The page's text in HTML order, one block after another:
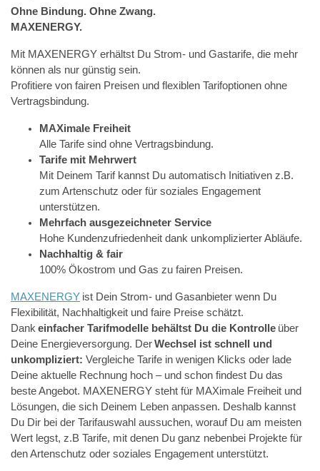
Ohne Bindung. Ohne Zwang.
MAXENERGY.
Mit MAXENERGY erhältst Du Strom- und Gastarife, die mehr
können als nur günstig sein.
Profitiere von fairen Preisen und flexiblen Tarifoptionen ohne
Vertragsbindung.
MAXimale Freiheit
Alle Tarife sind ohne Vertragsbindung.
Tarife mit Mehrwert
Mit Deinem Tarif kannst Du automatisch Initiativen z.B.
zum Artenschutz oder für soziales Engagement
unterstützen.
Mehrfach ausgezeichneter Service
Hohe Kundenzufriedenheit dank unkomplizierter Abläufe.
Nachhaltig & fair
100% Ökostrom und Gas zu fairen Preisen.
MAXENERGY ist Dein Strom- und Gasanbieter wenn Du
Flexibilität, Nachhaltigkeit und faire Preise schätzt.
Dank einfacher Tarifmodelle behältst Du die Kontrolle über
Deine Energieversorgung. DerWechsel ist schnell und
unkompliziert: Vergleiche Tarife in wenigen Klicks oder lade
Deine aktuelle Rechnung hoch – und schon findest Du das
beste Angebot. MAXENERGY steht für MAXimale Freiheit und
Lösungen, die sich Deinem Leben anpassen. Deshalb kannst
Du Dir bei der Tarifauswahl aussuchen, worauf Du am meisten
Wert legst, z.B Tarife, mit denen Du ganz nebenbei Projekte für
den Artenschutz oder soziales Engagement unterstützt.